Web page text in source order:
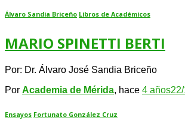
Álvaro Sandia Briceño Libros de Académicos
MARIO SPINETTI BERTI
Por: Dr. Álvaro José Sandia Briceño
Por Academia de Mérida, hace 4 años
Ensayos Fortunato González Cruz